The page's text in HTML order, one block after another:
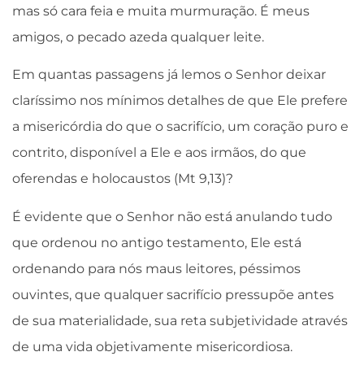
mas só cara feia e muita murmuração. É meus
amigos, o pecado azeda qualquer leite.
Em quantas passagens já lemos o Senhor deixar
claríssimo nos mínimos detalhes de que Ele prefere
a misericórdia do que o sacrifício, um coração puro e
contrito, disponível a Ele e aos irmãos, do que
oferendas e holocaustos (Mt 9,13)?
É evidente que o Senhor não está anulando tudo
que ordenou no antigo testamento, Ele está
ordenando para nós maus leitores, péssimos
ouvintes, que qualquer sacrifício pressupõe antes
de sua materialidade, sua reta subjetividade através
de uma vida objetivamente misericordiosa.